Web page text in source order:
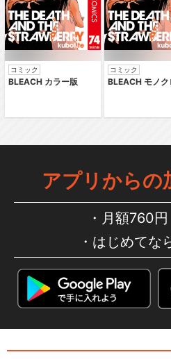
閉じる
コミック
BLEACH カラー版
コミック
BLEACH モノク
アプリからの
月額760円
はじめてな